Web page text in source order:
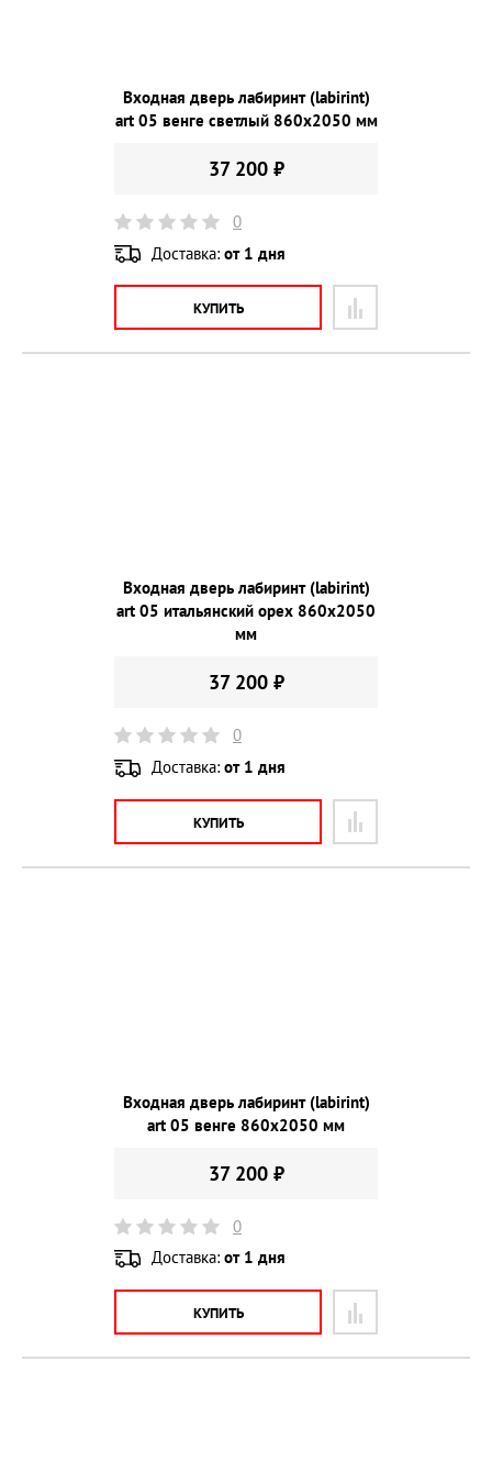
Входная дверь лабиринт (labirint)
art 05 венге светлый 860х2050 мм
37 200 ₽
0
Доставка: от 1 дня
КУПИТЬ
Входная дверь лабиринт (labirint)
art 05 итальянский орех 860х2050
мм
37 200 ₽
0
Доставка: от 1 дня
КУПИТЬ
Входная дверь лабиринт (labirint)
art 05 венге 860х2050 мм
37 200 ₽
0
Доставка: от 1 дня
КУПИТЬ